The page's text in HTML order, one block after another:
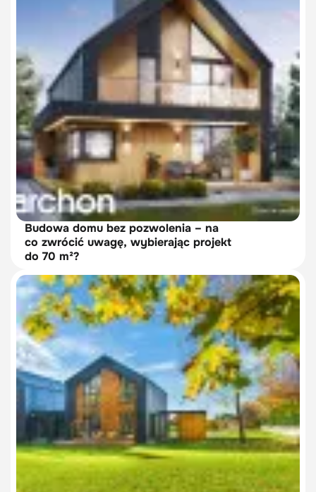
Budowa domu bez pozwolenia – na
co zwrócić uwagę, wybierając projekt
do 70 m²?